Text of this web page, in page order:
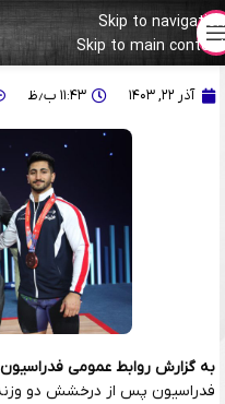
Skip to navigation
Skip to main content
سجاد انوشیروانی: این جوان‌ها
آذر ۲۲, ۱۴۰۳ ۱۱:۴۳ ب٫ظ
به گزارش روابط عمومی فدراسیون
فدراسیون پس از درخشش دو